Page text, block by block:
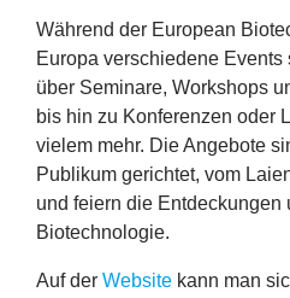
Fördermöglichkeiten
Presse
Aktuelles
Während der European
Europa verschiedene
über Seminare, Workshops
bis hin zu Konferenzen oder
vielem mehr. Die Angebote
Publikum gerichtet, vom
und feiern die Entdeckungen
Biotechnologie.
Auf der Website kann man